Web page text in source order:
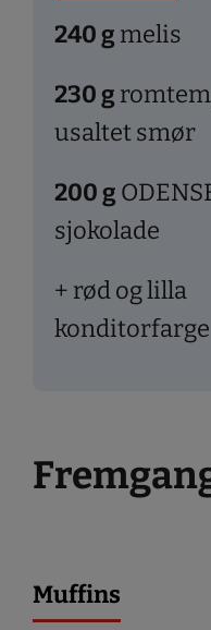
240g melis
230g
usaltet smør
200g
sjokolade
+ rød og lilla
konditorfarge
Muffins